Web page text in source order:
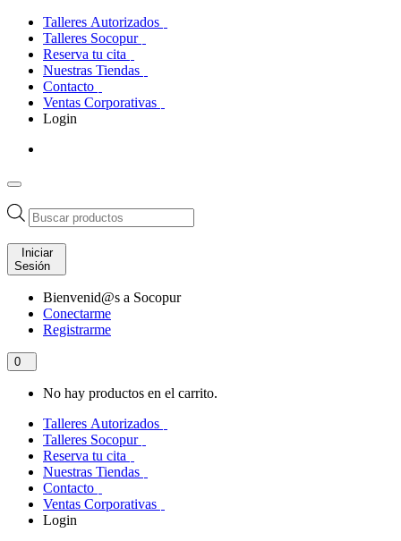
Talleres Autorizados
Talleres Socopur
Reserva tu cita
Nuestras Tiendas
Contacto
Ventas Corporativas
Login
Búsqueda
de
productos
Iniciar
Sesión
Bienvenid@s a Socopur
Conectarme
Registrarme
0
No hay productos en el carrito.
Talleres Autorizados
Talleres Socopur
Reserva tu cita
Nuestras Tiendas
Contacto
Ventas Corporativas
Login